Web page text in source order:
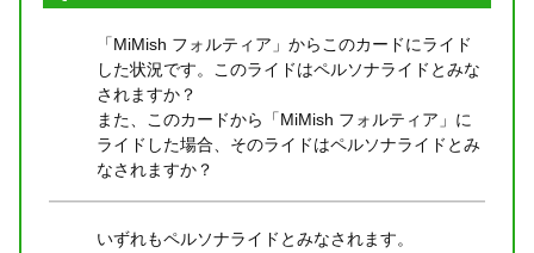
「MiMish フォルティア」からこのカードにライド
した状況です。このライドはペルソナライドとみな
されますか？
また、このカードから「MiMish フォルティア」に
ライドした場合、そのライドはペルソナライドとみ
なされますか？
いずれもペルソナライドとみなされます。